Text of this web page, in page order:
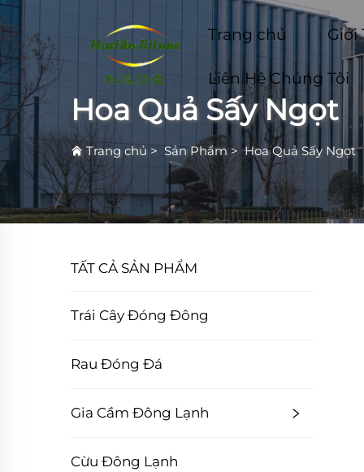
Trang chủ Giới
Liên Hệ Chúng Tôi
Hoa Quả Sấy Ngọt
Trang chủ> Sản Phẩm>Hoa Quả Sấy Ngọt
TẤT CẢ SẢN PHẨM
Trái Cây Đóng Đông
Rau Đóng Đá
Gia Cầm Đông Lạnh
Cừu Đông Lạnh